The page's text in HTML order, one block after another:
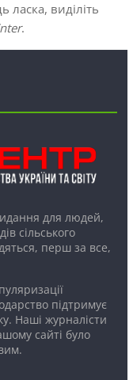
виділіть
.
для людей,
сільського
перш за все,
підтримує
Наші журналісти
сайті було